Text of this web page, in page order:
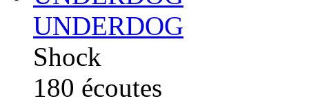
UNDERDOG
Shock
180 écoutes